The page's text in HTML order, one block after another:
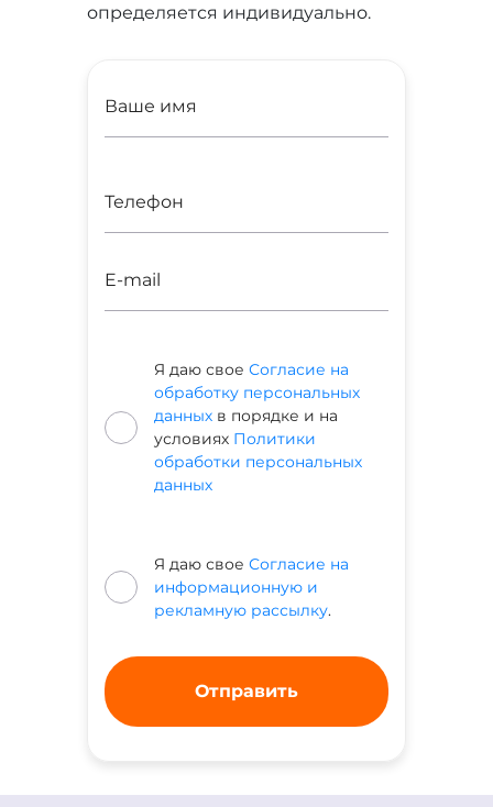
определяется индивидуально.
Я даю свое Согласие на
обработку персональных
данных в порядке и на
условиях Политики
обработки персональных
данных
Я даю свое Согласие на
информационную и
рекламную рассылку.